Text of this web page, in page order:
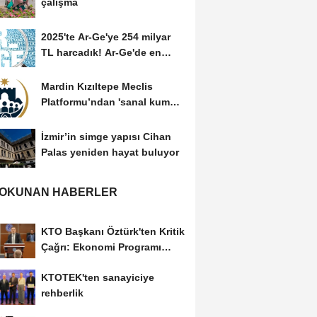
2025'te Ar-Ge'ye 254 milyar
TL harcadık! Ar-Ge'de en
Mardin Kızıltepe Meclis
Platformu’ndan 'sanal kumar'
İzmir’in simge yapısı Cihan
Palas yeniden hayat buluyor
HABERLER
KTO Başkanı Öztürk'ten Kritik
Çağrı: Ekonomi Programı
KTOTEK'ten sanayiciye
rehberlik